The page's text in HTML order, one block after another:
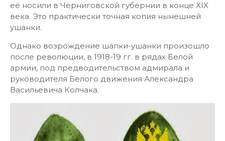
её носили в Черниговской губернии в конце XIX
века. Это практически точная копия нынешней
ушанки.
Однако возрождение шапки-ушанки произошло
после революции, в 1918-19 гг. в рядах Белой
армии, под предводительством адмирала и
руководителя Белого движения Александра
Васильевича Колчака.